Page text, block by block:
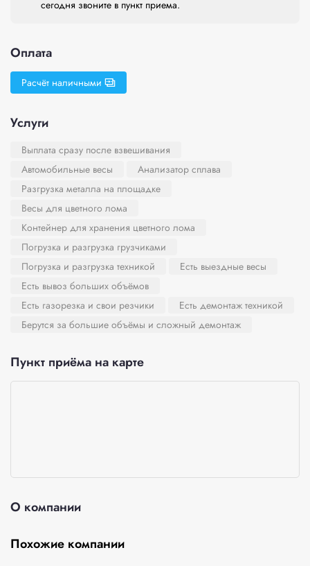
сегодня звоните в пункт приема.
Оплата
Расчёт наличными
Услуги
Выплата сразу после взвешивания
Автомобильные весы
Анализатор сплава
Разгрузка металла на площадке
Весы для цветного лома
Контейнер для хранения цветного лома
Погрузка и разгрузка грузчиками
Погрузка и разгрузка техникой
Есть выездные весы
Есть вывоз больших объёмов
Есть газорезка и свои резчики
Есть демонтаж техникой
Берутся за большие объёмы и сложный демонтаж
Пункт приёма на карте
О компании
Похожие компании